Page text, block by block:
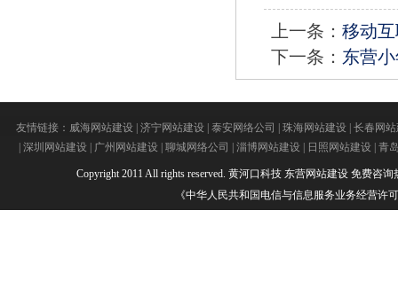
上一条： 移动
下一条： 东营
友情链接： 威海网站建设| 济宁网站建设| 泰安网络公司 珠海网站建设| 长春网
深圳网站建设| 广州网站建设| 聊城网络公司 淄博网站建设| 日照网站建设| 青
Copyright 2011 All rights reserved. 黄河口科技 东营网站建设 免费咨询
《中华人民共和国电信与信息服务业务经营许